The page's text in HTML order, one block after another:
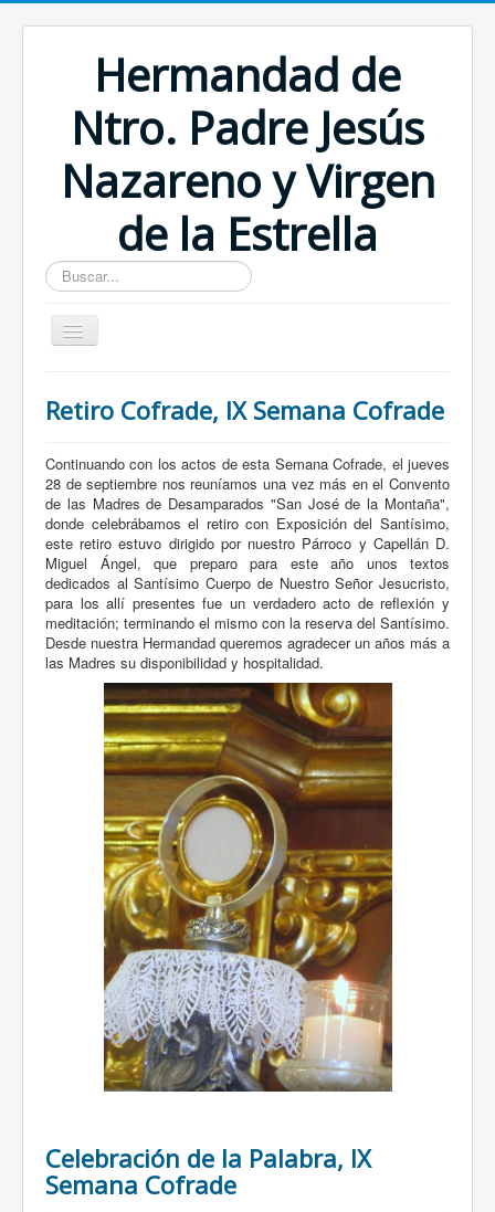
Hermandad de
Ntro. Padre Jesús
Nazareno y Virgen
de la Estrella
Buscar...
Retiro Cofrade, IX Semana Cofrade
Continuando con los actos de esta Semana Cofrade, el jueves
28 de septiembre nos reuníamos una vez más en el Convento
de las Madres de Desamparados "San José de la Montaña",
donde celebrábamos el retiro con Exposición del Santísimo,
este retiro estuvo dirigido por nuestro Párroco y Capellán D.
Miguel Ángel, que preparo para este año unos textos
dedicados al Santísimo Cuerpo de Nuestro Señor Jesucristo,
para los allí presentes fue un verdadero acto de reflexión y
meditación; terminando el mismo con la reserva del Santísimo.
Desde nuestra Hermandad queremos agradecer un años más a
las Madres su disponibilidad y hospitalidad.
Celebración de la Palabra, IX
Semana Cofrade